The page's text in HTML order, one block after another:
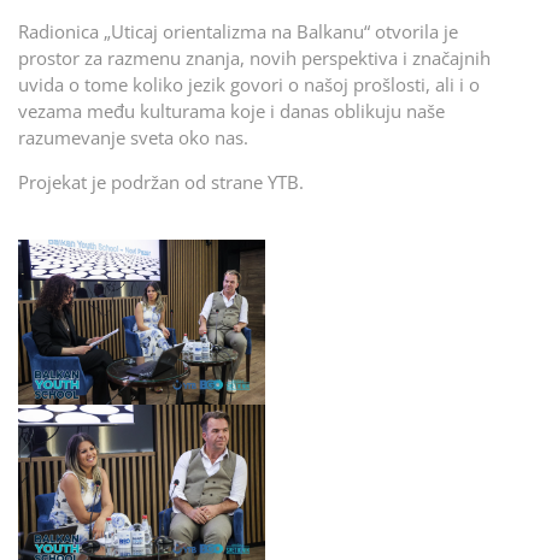
Radionica „Uticaj orientalizma na Balkanu“ otvorila je
prostor za razmenu znanja, novih perspektiva i značajnih
uvida o tome koliko jezik govori o našoj prošlosti, ali i o
vezama među kulturama koje i danas oblikuju naše
razumevanje sveta oko nas.
Projekat je podržan od strane YTB.